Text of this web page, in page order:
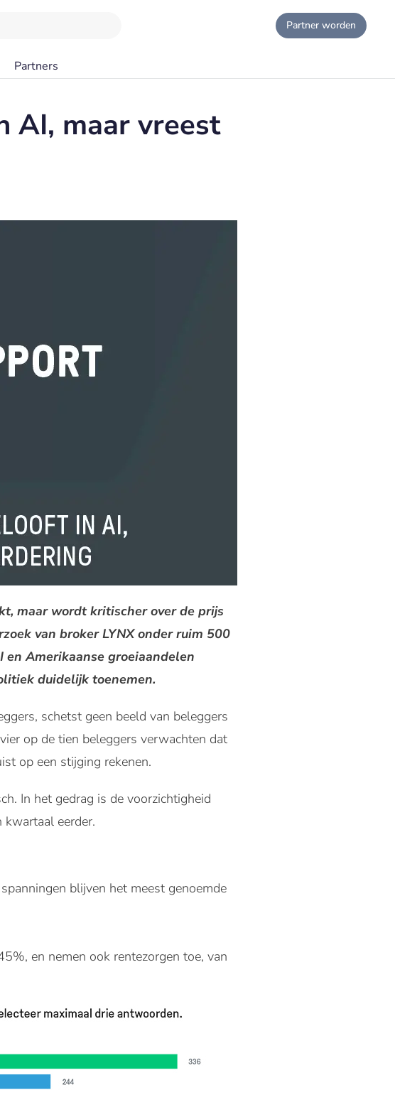
Partner worden
Partners
AI, maar vreest
maar wordt kritischer over de prijs
van broker LYNX onder ruim 500
Amerikaanse groeiaandelen
duidelijk toenemen.
schetst geen beeld van beleggers
op de tien beleggers verwachten dat
op een stijging rekenen.
In het gedrag is de voorzichtigheid
kwartaal eerder.
blijven het meest genoemde
en nemen ook rentezorgen toe, van